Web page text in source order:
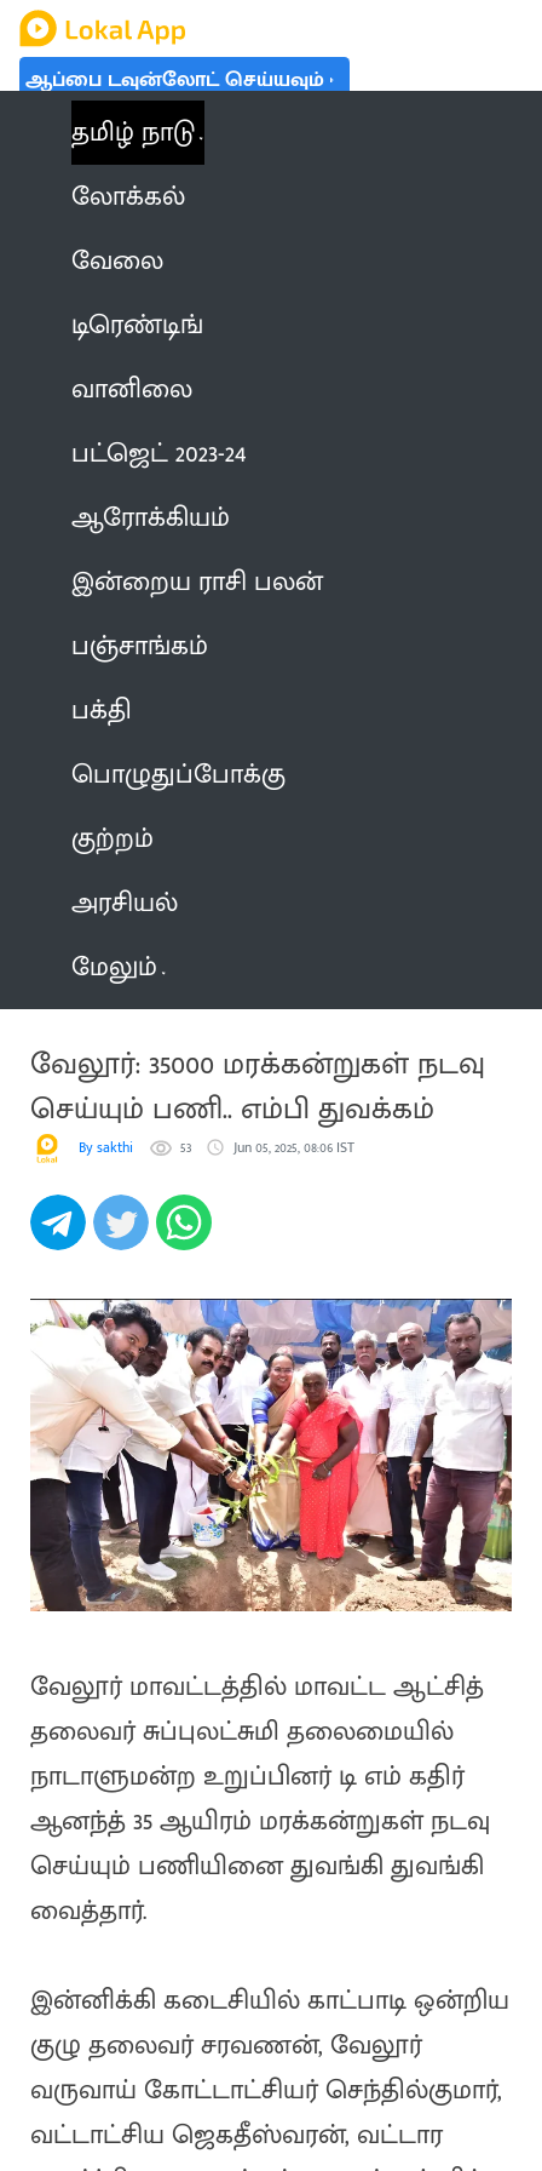
ஆப்பை டவுன்லோட் செய்யவும்
தமிழ் நாடு
லோக்கல்
வேலை
டிரெண்டிங்
வானிலை
பட்ஜெட் 2023-24
ஆரோக்கியம்
இன்றைய ராசி பலன்
பஞ்சாங்கம்
பக்தி
பொழுதுப்போக்கு
குற்றம்
அரசியல்
மேலும்
வேலூர்: 35000 மரக்கன்றுகள் நடவு
செய்யும் பணி.. எம்பி துவக்கம்
By sakthi 53 Jun 05, 2025, 08:06 IST
வேலூர் மாவட்டத்தில் மாவட்ட ஆட்சித்
தலைவர் சுப்புலட்சுமி தலைமையில்
நாடாளுமன்ற உறுப்பினர் டி எம் கதிர்
ஆனந்த் 35 ஆயிரம் மரக்கன்றுகள் நடவு
செய்யும் பணியினை துவங்கி துவங்கி
வைத்தார்.
இன்னிக்கி கடைசியில் காட்பாடி ஒன்றிய
குழு தலைவர் சரவணன், வேலூர்
வருவாய் கோட்டாட்சியர் செந்தில்குமார்,
வட்டாட்சிய ஜெகதீஸ்வரன், வட்டார